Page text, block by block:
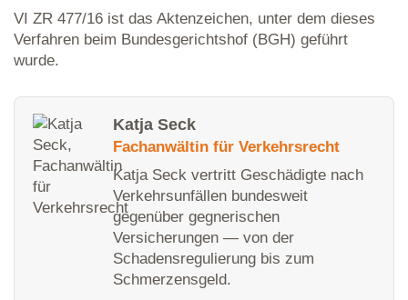
VI ZR 477/16 ist das Aktenzeichen, unter dem dieses
Verfahren beim Bundesgerichtshof (BGH) geführt
wurde.
Katja Seck
Fachanwältin für Verkehrsrecht
Katja Seck vertritt Geschädigte nach
Verkehrsunfällen bundesweit
gegenüber gegnerischen
Versicherungen — von der
Schadensregulierung bis zum
Schmerzensgeld.